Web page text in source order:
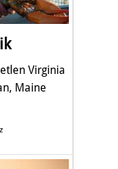
Virginia
Maine